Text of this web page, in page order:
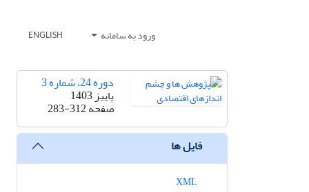
ورود به سامانه ENGLISH
دوره 24، شماره 3
پاییز 1403
صفحه283-312
فایل ها